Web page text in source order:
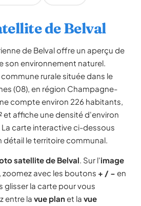
de Belval
de Belval offre un aperçu de
son environnement naturel.
rurale située dans le
(08), en région Champagne-
compte environ 226 habitants,
et affiche une densité d'environ
La carte interactive ci-dessous
détail le territoire communal.
satellite de Belval. Sur l'image
avec les boutons + / − en
glisser la carte pour vous
entre la vue planet la vue